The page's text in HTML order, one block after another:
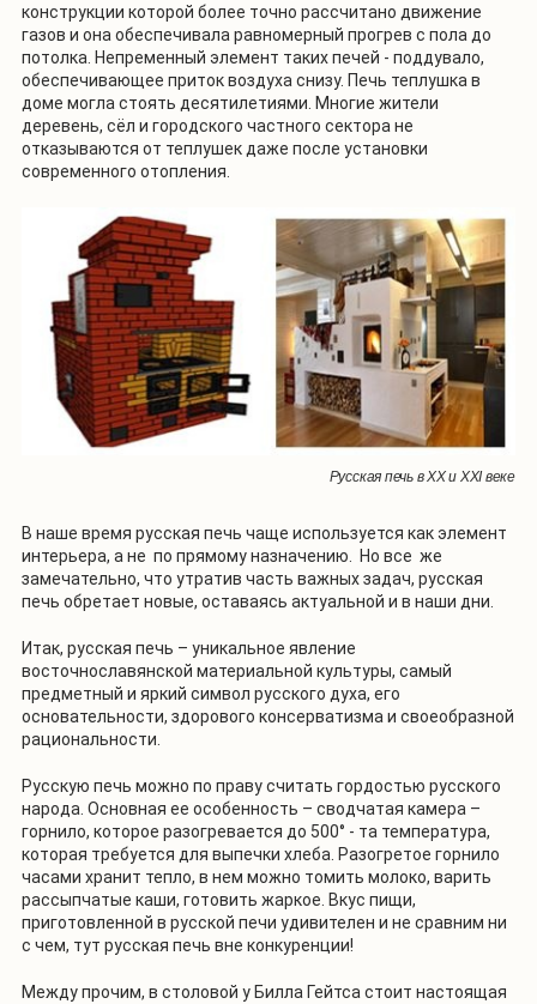
конструкции которой более точно рассчитано движение
газов и она обеспечивала равномерный прогрев с пола до
потолка. Непременный элемент таких печей - поддувало,
обеспечивающее приток воздуха снизу. Печь теплушка в
доме могла стоять десятилетиями. Многие жители
деревень, сёл и городского частного сектора не
отказываются от теплушек даже после установки
современного отопления.
Русская печь в XX и XXI веке
В наше время русская печь чаще используется как элемент
интерьера, а не по прямому назначению. Но все же
замечательно, что утратив часть важных задач, русская
печь обретает новые, оставаясь актуальной и в наши дни.
Итак, русская печь – уникальное явление
восточнославянской материальной культуры, самый
предметный и яркий символ русского духа, его
основательности, здорового консерватизма и своеобразной
рациональности.
Русскую печь можно по праву считать гордостью русского
народа. Основная ее особенность – сводчатая камера –
горнило, которое разогревается до 500° - та температура,
которая требуется для выпечки хлеба. Разогретое горнило
часами хранит тепло, в нем можно томить молоко, варить
рассыпчатые каши, готовить жаркое. Вкус пищи,
приготовленной в русской печи удивителен и не сравним ни
с чем, тут русская печь вне конкуренции!
Между прочим, в столовой у Билла Гейтса стоит настоящая